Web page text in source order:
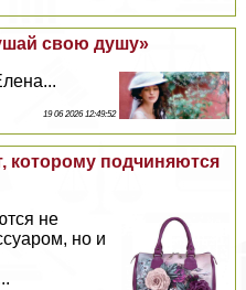
свою душу»
19 06 2026 12:49:52
которому подчиняются
не
но и